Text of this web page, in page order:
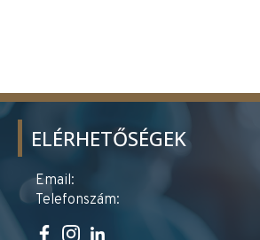
ELÉRHETŐSÉGEK
Email:
Telefonszám: